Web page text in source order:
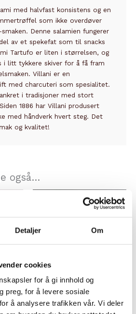
Detaljer Om
cookies
for å gi innhold og
preg, for å levere sosiale
å analysere trafikken vår. Vi deler
med halvfast konsistens og en
som ikke overdøver
Denne salamien fungerer
av et spekefat som til snacks
Tartufo er liten i størrelsen, og
i litt tykkere skiver for å få fram
Villani er en
med charcuteri som spesialitet.
i tradisjoner med stort
1886 har Villani produsert
med håndverk hvert steg. Det
og kvalitet!
også…
FASTOST
PECORINO MOLITERNO AL